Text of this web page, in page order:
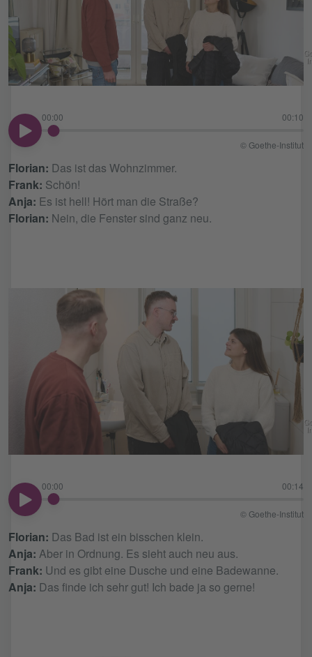
00:00 00:10
00:00
© Goethe-Institut
Florian: Das ist das Wohnzimmer.
Frank: Schön!
Anja: Es ist hell! Hört man die Straße?
Florian: Nein, die Fenster sind ganz neu.
00:00 00:14
00:00
© Goethe-Institut
Florian: Das Bad ist ein bisschen klein.
Anja: Aber in Ordnung. Es sieht auch neu aus.
Frank: Und es gibt eine Dusche und eine Badewanne.
Anja: Das finde ich sehr gut! Ich bade ja so gerne!